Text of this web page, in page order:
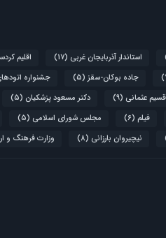
استاندار آذربایجان غربی (17) اقلیم
جاده بوکان-سقز (5) جشنواره
عثمانی (9) دکتر مسعود پزشکیان (5)
فیلم (6) مجلس شورای اسلامی (5)
نیچیروان بارزانی (8) وزارت فرهنگ و